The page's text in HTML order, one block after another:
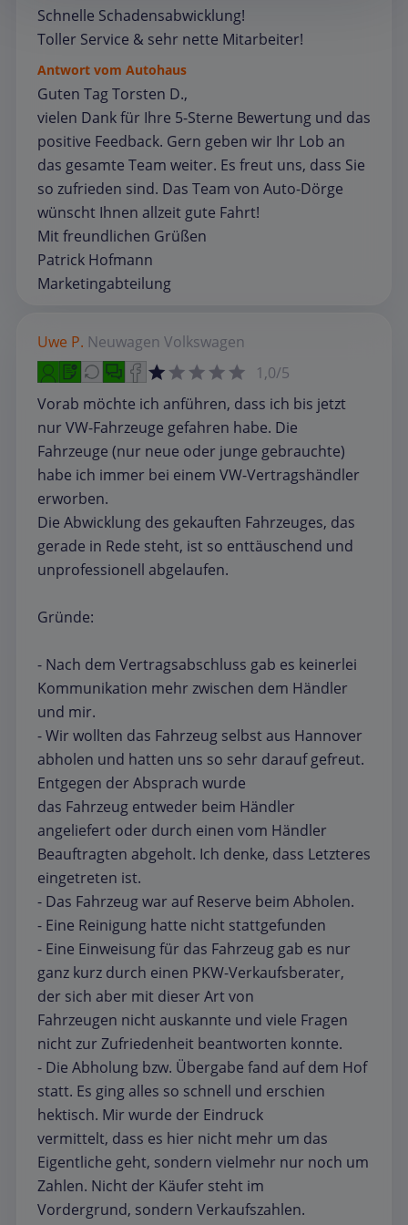
Schnelle Schadensabwicklung!
Toller Service & sehr nette Mitarbeiter!
Antwort vom Autohaus
Guten Tag Torsten D.,
vielen Dank für Ihre 5-Sterne Bewertung und das
positive Feedback. Gern geben wir Ihr Lob an
das gesamte Team weiter. Es freut uns, dass Sie
so zufrieden sind. Das Team von Auto-Dörge
wünscht Ihnen allzeit gute Fahrt!
Mit freundlichen Grüßen
Patrick Hofmann
Marketingabteilung
Uwe P. Neuwagen Volkswagen
1,0/5
Vorab möchte ich anführen, dass ich bis jetzt
nur VW-Fahrzeuge gefahren habe. Die
Fahrzeuge (nur neue oder junge gebrauchte)
habe ich immer bei einem VW-Vertragshändler
erworben.
Die Abwicklung des gekauften Fahrzeuges, das
gerade in Rede steht, ist so enttäuschend und
unprofessionell abgelaufen.
Gründe:
- Nach dem Vertragsabschluss gab es keinerlei
Kommunikation mehr zwischen dem Händler
und mir.
- Wir wollten das Fahrzeug selbst aus Hannover
abholen und hatten uns so sehr darauf gefreut.
Entgegen der Absprach wurde
das Fahrzeug entweder beim Händler
angeliefert oder durch einen vom Händler
Beauftragten abgeholt. Ich denke, dass Letzteres
eingetreten ist.
- Das Fahrzeug war auf Reserve beim Abholen.
- Eine Reinigung hatte nicht stattgefunden
- Eine Einweisung für das Fahrzeug gab es nur
ganz kurz durch einen PKW-Verkaufsberater,
der sich aber mit dieser Art von
Fahrzeugen nicht auskannte und viele Fragen
nicht zur Zufriedenheit beantworten konnte.
- Die Abholung bzw. Übergabe fand auf dem Hof
statt. Es ging alles so schnell und erschien
hektisch. Mir wurde der Eindruck
vermittelt, dass es hier nicht mehr um das
Eigentliche geht, sondern vielmehr nur noch um
Zahlen. Nicht der Käufer steht im
Vordergrund, sondern Verkaufszahlen.